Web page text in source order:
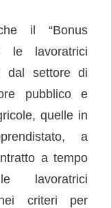
il “Bonus
le lavoratrici
dal settore di
pubblico e
quelle in
a
a tempo
lavoratrici
criteri per